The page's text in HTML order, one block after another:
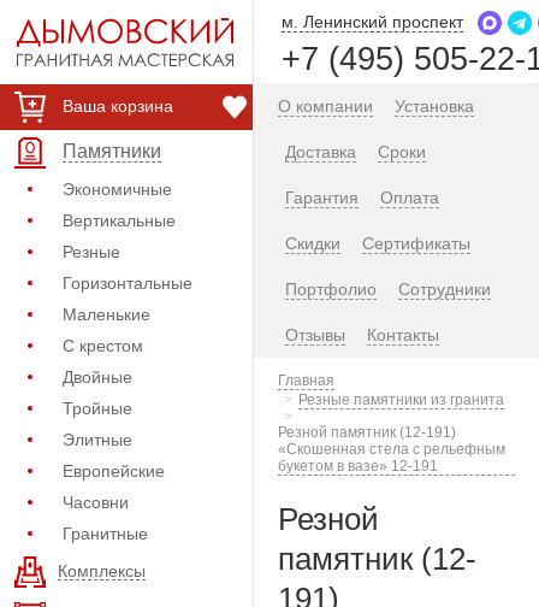
Ваша корзина
Памятники
Экономичные
Вертикальные
Резные
Горизонтальные
Маленькие
С крестом
Двойные
Тройные
Элитные
Европейские
Часовни
Гранитные
Комплексы
м. Ленинский проспект
+7 (495) 505-22-
О компании Установка
Доставка Сроки
Гарантия Оплата
Скидки Сертификаты
Портфолио Сотрудники
Отзывы Контакты
Главная
Резные памятники из гранита
Резной памятник (12-191)
«Скошенная стела с рельефным
букетом в вазе» 12-191
Резной
памятник (12-
191)